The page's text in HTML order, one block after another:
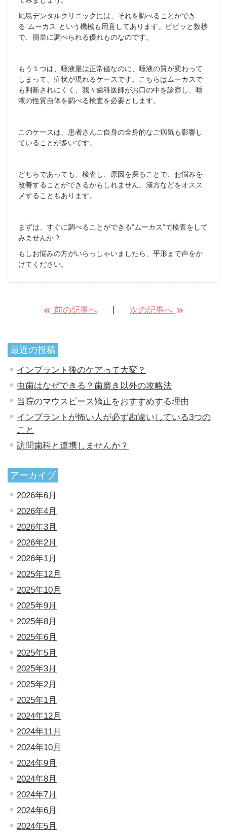
尾島デンタルクリニックには、それを調べることができ
る”ムーカス”という機械も用意してあります。ピピッと数秒
で、簡単に調べられる優れものなのです。
もう１つは、唾液量は正常値なのに、唾液の質が変わって
しまって、症状が現れるケースです。こちらはムーカスで
も判断されにくく、我々歯科医師がお口の中を診察し、唾
液の性質自体を調べる検査を必要とします。
このケースは、患者さんご自身の全身的なご病気も影響し
ていることが多いです。
どちらであっても、検査し、原因を探ることで、お悩みを
改善することができるかもしれません。漢方などをオスス
メすることもあります。
まずは、すぐに調べることができる”ムーカス”で検査をして
みませんか？
もしお悩みの方がいらっしゃいましたら、平形まで声をか
けてください。
前の記事へ 次の記事へ
最近の投稿
インプラント後のケアって大変？
虫歯はなぜできる？歯磨き以外の攻略法
当院のマウスピース矯正をおすすめする理由
インプラントが怖い人が必ず勘違いしている3つの
こと
訪問歯科と連携しませんか？
アーカイブ
2026年6月
2026年4月
2026年3月
2026年2月
2026年1月
2025年12月
2025年10月
2025年9月
2025年8月
2025年6月
2025年5月
2025年3月
2025年2月
2025年1月
2024年12月
2024年11月
2024年10月
2024年9月
2024年8月
2024年7月
2024年6月
2024年5月